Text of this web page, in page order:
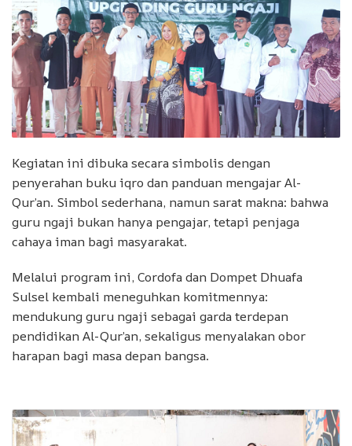
Kegiatan ini dibuka secara simbolis dengan
penyerahan buku iqro dan panduan mengajar Al-
Qur’an. Simbol sederhana, namun sarat makna: bahwa
guru ngaji bukan hanya pengajar, tetapi penjaga
cahaya iman bagi masyarakat.
Melalui program ini, Cordofa dan Dompet Dhuafa
Sulsel kembali meneguhkan komitmennya:
mendukung guru ngaji sebagai garda terdepan
pendidikan Al-Qur’an, sekaligus menyalakan obor
harapan bagi masa depan bangsa.